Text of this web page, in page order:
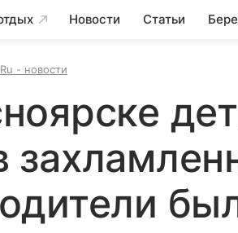
Новости Статьи
- новости